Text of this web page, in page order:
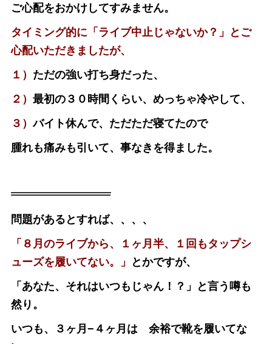
ご心配をおかけしてすみません。
タイミング的に「ライブ中止じゃないか？」とご
心配いただきましたが、
１） ただの強い打ち身だった、
２） 最初の３０時間くらい、めっちゃ冷やして、
３）バイト休んで、ただただ寝てたので
腫れも痛みも引いて、事なきを得ました。
問題があるとすれば、、、、
「８月のライブから、１ヶ月半、１回もタップシ
ューズを履いてない。」
とかですが、
「あなた、それはいつもじゃん！？」と言う噂も
然り。
いつも、３ヶ月−４ヶ月は 余裕で靴を履いてな